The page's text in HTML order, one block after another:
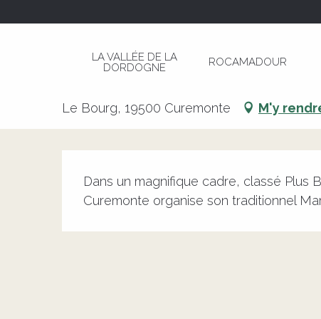
LA VALLÉE DE LA
DORDOGNE
ROCAMADOUR
Brocante et Vide-Greniers
Le Bourg, 19500 Curemonte M'y
Dans un magnifique cadre, classé Plus
Curemonte organise son traditionnel